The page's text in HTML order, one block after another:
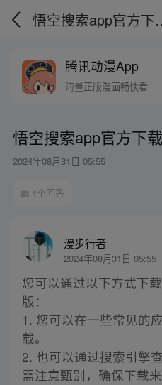
悟空搜
腾讯动漫App
海量正版漫画畅快看
悟空搜索app官方下
2024年08月31日 05:55
1个回答
漫步行者
2024年08月31日 05:55
您可以通过以下方式下
版：
1. 您可以在一些常见的
载。
2. 也可以通过搜索引擎
需注意甄别，确保下载来